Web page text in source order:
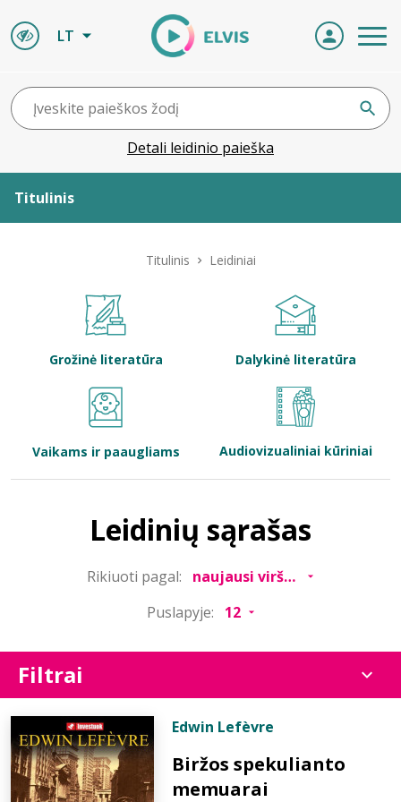
LT
Detali leidinio paieška
Titulinis
Bibliotekoms
Titulinis Leidiniai
Grožinė literatūra Dalykinė literatūra
Vaikams ir paaugliams Audiovizualiniai kūriniai
Leidinių sąrašas
Rikiuoti pagal:
Puslapyje:
Filtrai
Edwin Lefèvre
Biržos spekulianto
memuarai